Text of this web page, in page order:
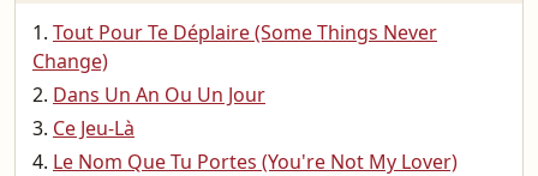
Tout Pour Te Déplaire (Some Things Never
Change)
Dans Un An Ou Un Jour
Ce Jeu-Là
Le Nom Que Tu Portes (You're Not My Lover)